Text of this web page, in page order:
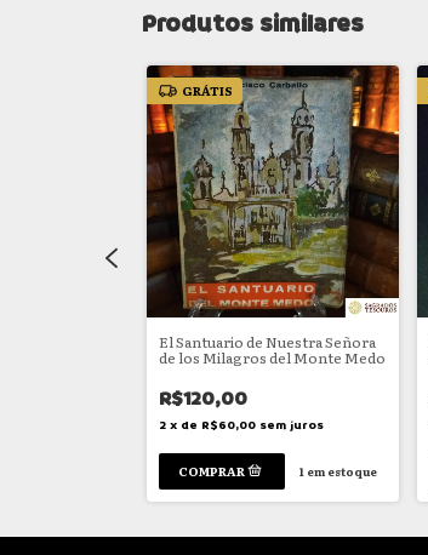
Produtos similares
GRÁTIS
El Santuario de Nuestra Señora
de los Milagros del Monte Medo
R$120,00
2 x de R$60,00 sem juros
1em estoque